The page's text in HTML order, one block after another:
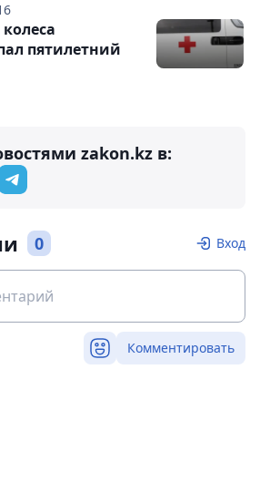
пятилетний
zakon.kz в:
0 Вход
Комментировать